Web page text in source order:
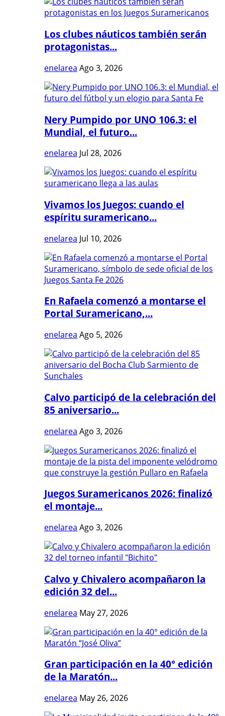
Los clubes náuticos también serán
protagonistas...
enelarea Ago 3, 2026
Nery Pumpido por UNO 106.3: el
Mundial, el futuro...
enelarea Jul 28, 2026
Vivamos los Juegos: cuando el
espíritu suramericano...
enelarea Jul 10, 2026
En Rafaela comenzó a montarse el
Portal Suramericano,...
enelarea Ago 5, 2026
Calvo participó de la celebración del
85 aniversario...
enelarea Ago 3, 2026
Juegos Suramericanos 2026: finalizó
el montaje...
enelarea Ago 3, 2026
Calvo y Chivalero acompañaron la
edición 32 del...
enelarea May 27, 2026
Gran participación en la 40° edición
de la Maratón...
enelarea May 26, 2026